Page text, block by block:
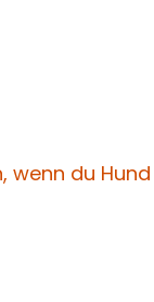
wenn du Hund